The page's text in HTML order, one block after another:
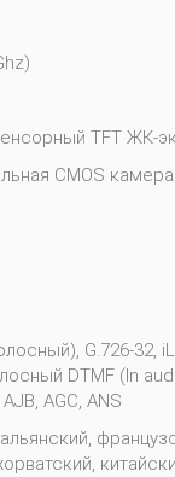
TFT ЖК-
CMOS
G.726-32,
DTMF (In
AJB, AGC, ANS